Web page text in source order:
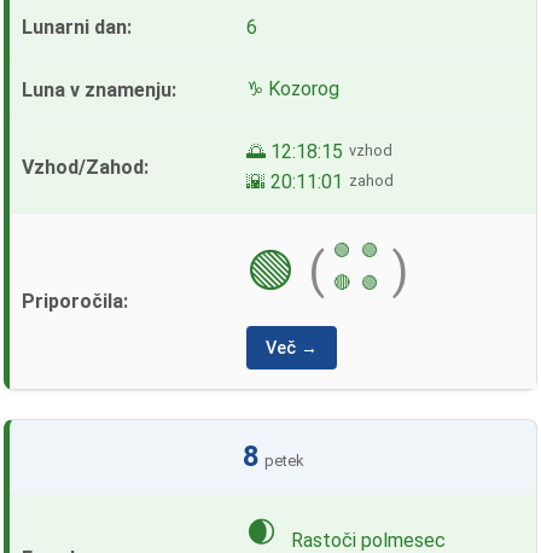
6
♑ Kozorog
🌅 12:18:15 vzhod
🌇 20:11:01 zahod
🟢 ( 🟢
🟢
🔴
🟢 )
Več →
8 petek
🌒 Rastoči polmesec